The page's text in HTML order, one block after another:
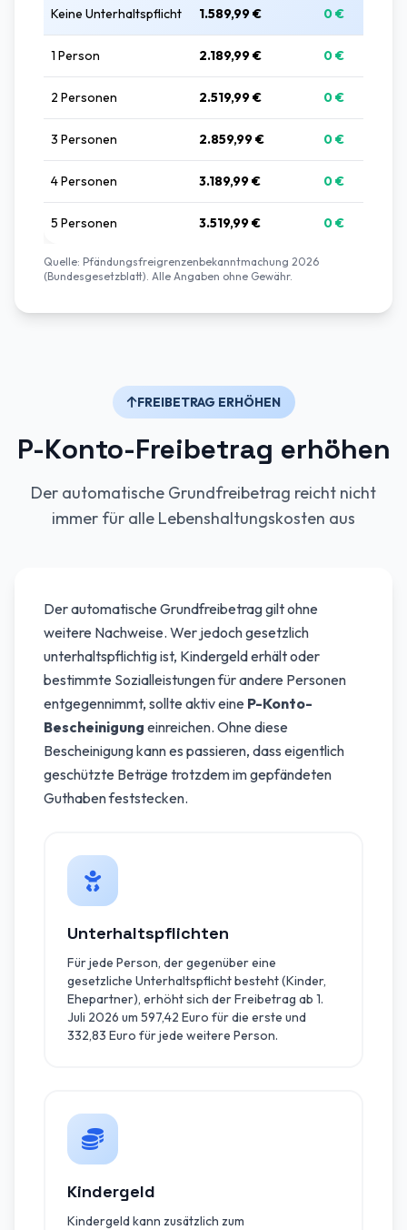
Keine Unterhaltspflicht 1.589,99 € 0 €
1 Person 2.189,99 € 0 €
2 Personen 2.519,99 € 0 €
3 Personen 2.859,99 € 0 €
4 Personen 3.189,99 € 0 €
5 Personen 3.519,99 € 0 €
Quelle: Pfändungsfreigrenzenbekanntmachung 2026
(Bundesgesetzblatt). Alle Angaben ohne Gewähr.
FREIBETRAG ERHÖHEN
P-Konto-Freibetrag erhöhen
Der automatische Grundfreibetrag reicht nicht
immer für alle Lebenshaltungskosten aus
Der automatische Grundfreibetrag gilt ohne
weitere Nachweise. Wer jedoch gesetzlich
unterhaltspflichtig ist, Kindergeld erhält oder
bestimmte Sozialleistungen für andere Personen
entgegennimmt, sollte aktiv eine P-Konto-
Bescheinigung einreichen. Ohne diese
Bescheinigung kann es passieren, dass eigentlich
geschützte Beträge trotzdem im gepfändeten
Guthaben feststecken.
Unterhaltspflichten
Für jede Person, der gegenüber eine
gesetzliche Unterhaltspflicht besteht (Kinder,
Ehepartner), erhöht sich der Freibetrag ab 1.
Juli 2026 um 597,42 Euro für die erste und
332,83 Euro für jede weitere Person.
Kindergeld
Kindergeld kann zusätzlich zum